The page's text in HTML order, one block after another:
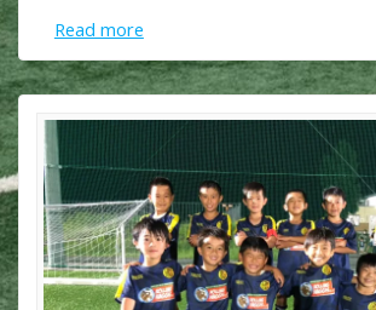
Read more